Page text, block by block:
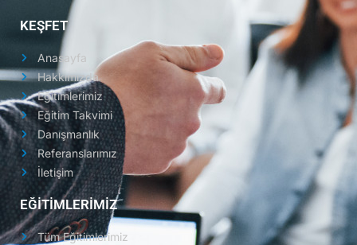
KEŞFET
Anasayfa
Hakkımızda
Eğitimlerimiz
Eğitim Takvimi
Danışmanlık
Referanslarımız
İletişim
EĞİTİMLERİMİZ
Tüm Eğitimlerimiz